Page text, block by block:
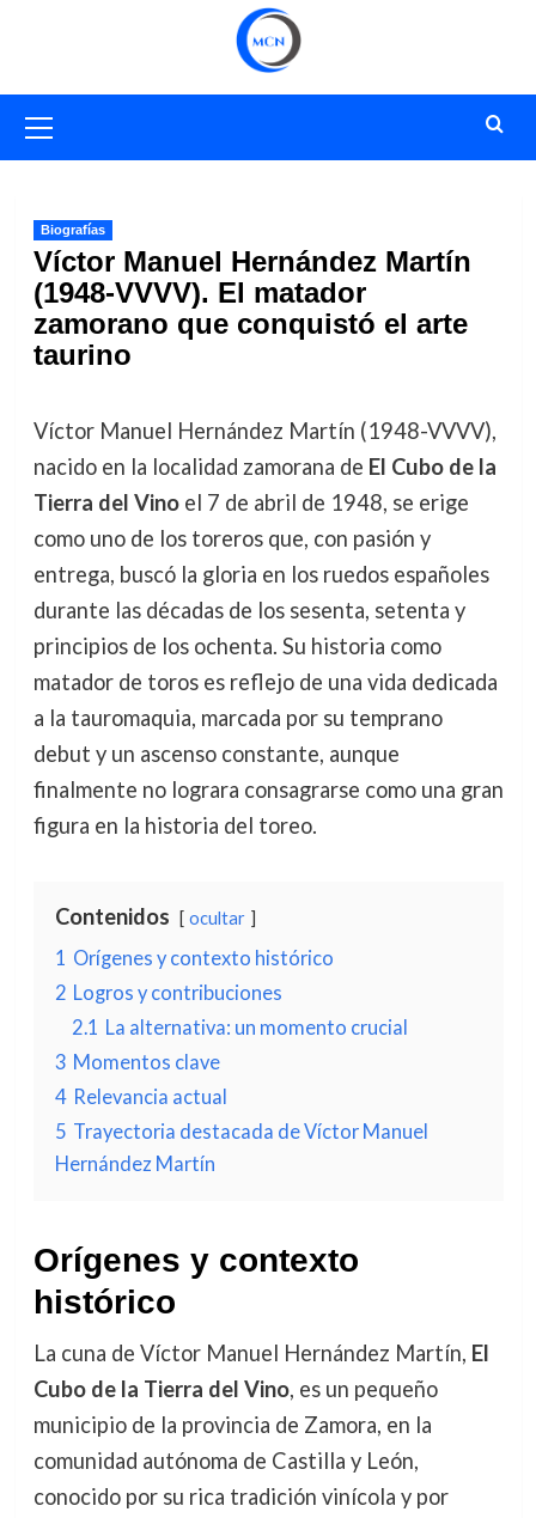
primario
Biografías
Víctor Manuel Hernández Martín
(1948-VVVV). El matador
zamorano que conquistó el arte
taurino
Víctor Manuel Hernández Martín (1948-VVVV),
nacido en la localidad zamorana de El Cubo de la
Tierra del Vinoel 7 de abril de 1948, se erige
como uno de los toreros que, con pasión y
entrega, buscó la gloria en los ruedos españoles
durante las décadas de los sesenta, setenta y
principios de los ochenta. Su historia como
matador de toros es reflejo de una vida dedicada
a la tauromaquia, marcada por su temprano
debut y un ascenso constante, aunque
finalmente no lograra consagrarse como una gran
figura en la historia del toreo.
Contenidos ocultar
1 Orígenes y contexto histórico
2 Logros y contribuciones
2.1 La alternativa: un momento crucial
3 Momentos clave
4 Relevancia actual
5 Trayectoria destacada de Víctor Manuel
Hernández Martín
Orígenes y contexto
histórico
La cuna de Víctor Manuel Hernández Martín, El
Cubo de la Tierra del Vino, es un pequeño
municipio de la provincia de Zamora, en la
comunidad autónoma de Castilla y León,
conocido por su rica tradición vinícola y por